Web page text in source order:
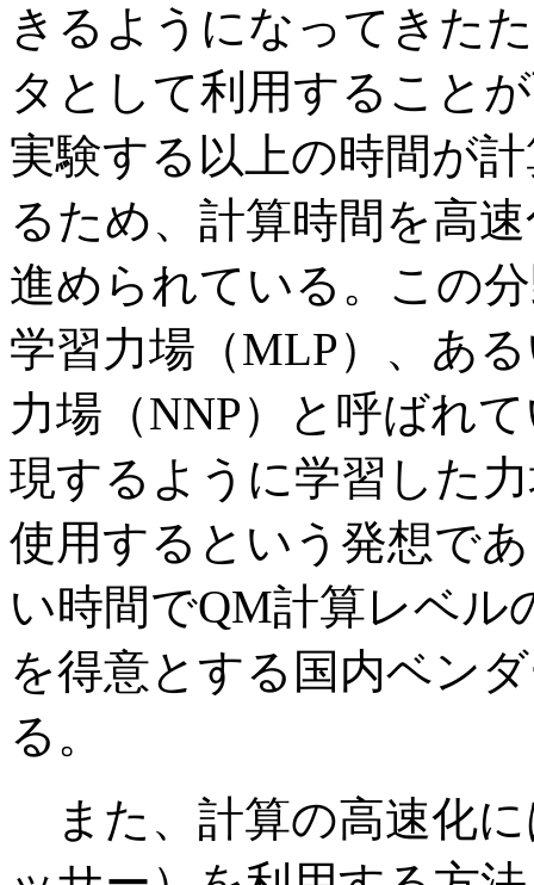
きるようになってきた
タとして利用すること
実験する以上の時間が
るため、計算時間を高
進められている。この
学習力場（MLP）、あ
力場（NNP）と呼ばれ
現するように学習した
使用するという発想で
い時間でQM計算レベル
を得意とする国内ベン
る。
また、計算の高速化に